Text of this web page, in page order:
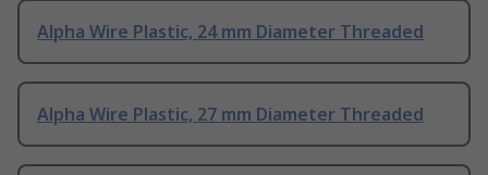
Alpha Wire Plastic, 24 mm Diameter Threaded
Alpha Wire Plastic, 27 mm Diameter Threaded